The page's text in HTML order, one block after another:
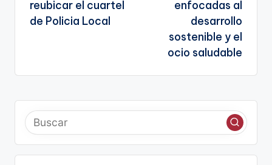
reubicar el cuartel
de Policia Local
enfocadas al
desarrollo
sostenible y el
ocio saludable